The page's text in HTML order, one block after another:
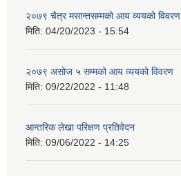
२०७९ चैत्र मसान्तसम्मको आय व्ययको विवरण
मिति: 04/20/2023 - 15:54
२०७९ असोज ५ सम्मको आय व्ययको विवरण
मिति: 09/22/2022 - 11:48
आन्तरिक लेखा परिक्षण प्रतिवेदन
मिति: 09/06/2022 - 14:25